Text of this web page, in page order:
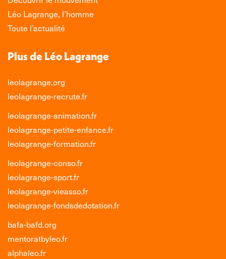
Léo Lagrange, l’homme
Toute l’actualité
Plus de Léo Lagrange
leolagrange.org
leolagrange-recrute.fr
leolagrange-animation.fr
leolagrange-petite-enfance.fr
leolagrange-formation.fr
leolagrange-conso.fr
leolagrange-sport.fr
leolagrange-vieasso.fr
leolagrange-fondsdedotation.fr
bafa-bafd.org
mentoratbyleo.fr
alphaleo.fr